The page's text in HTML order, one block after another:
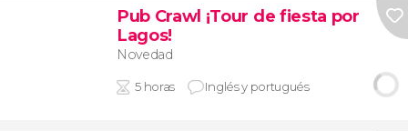
Pub Crawl ¡Tour de fiesta por
Lagos!
Novedad
5 horas Inglés y portugués